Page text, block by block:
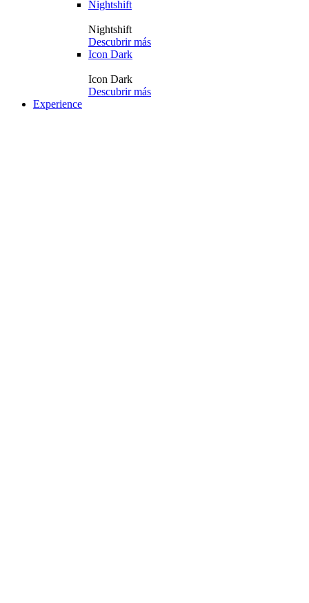
Nightshift
Nightshift
Descubrir más
Icon Dark
Icon Dark
Descubrir más
Experience